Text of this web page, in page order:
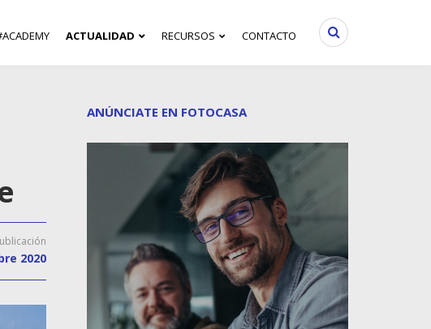
ACTUALIDAD RECURSOS CONTACTO
2020
ANÚNCIATE EN FOTOCASA